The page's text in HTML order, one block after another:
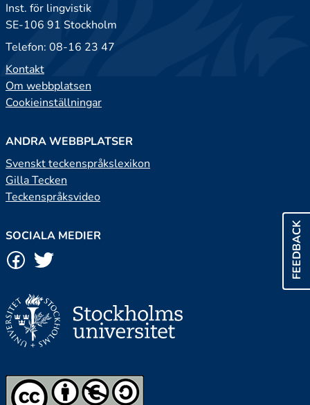
FEEDBACK
Inst. för lingvistik
SE-106 91 Stockholm
Telefon: 08-16 23 47
Kontakt
Om webbplatsen
Cookieinställningar
ANDRA WEBBPLATSER
Svenskt teckenspråkslexikon
Gilla Tecken
Teckenspråksvideo
SOCIALA MEDIER